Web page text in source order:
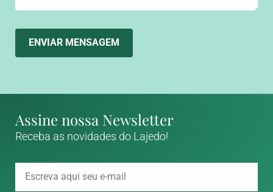
ENVIAR MENSAGEM
Assine nossa Newsletter
Receba as novidades do Lajedo!